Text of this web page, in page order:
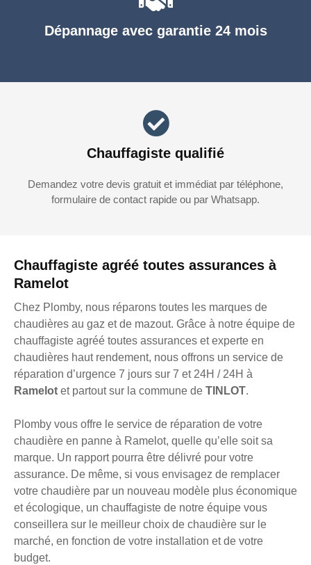
Chauffagiste agréé toutes assurances à
Ramelot
Chez Plomby, nous réparons toutes les marques de
chaudières au gaz et de mazout. Grâce à notre équipe de
chauffagiste agréé toutes assurances et experte en
chaudières haut rendement, nous offrons un service de
réparation d’urgence 7 jours sur 7 et 24H / 24H à
Ramelot et partout sur la commune de TINLOT.
Plomby vous offre le service de réparation de votre
chaudière en panne à Ramelot, quelle qu’elle soit sa
marque. Un rapport pourra être délivré pour votre
assurance. De même, si vous envisagez de remplacer
votre chaudière par un nouveau modèle plus économique
et écologique, un chauffagiste de notre équipe vous
conseillera sur le meilleur choix de chaudière sur le
marché, en fonction de votre installation et de votre
budget.
Dépannage avec garantie 24 mois
Chauffagiste qualifié
Demandez votre devis gratuit et immédiat par téléphone,
formulaire de contact rapide ou par Whatsapp.